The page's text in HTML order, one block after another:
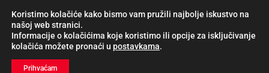
Koristimo kolačiće kako bismo vam pružili najbolje iskustvo na
našoj web stranici.
Informacije o kolačićima koje koristimo ili opcije za isključivanje
kolačića možete pronaći u postavkama.
Prihvaćam